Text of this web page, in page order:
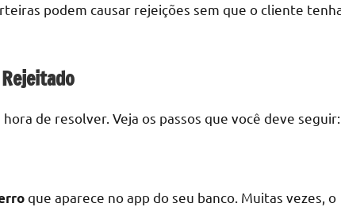
podem causar rejeições sem que o cliente
de resolver. Veja os passos que você deve seguir:
que aparece no app do seu banco. Muitas vezes, o